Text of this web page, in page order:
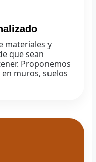
materiales y
que sean
Proponemos
muros, suelos